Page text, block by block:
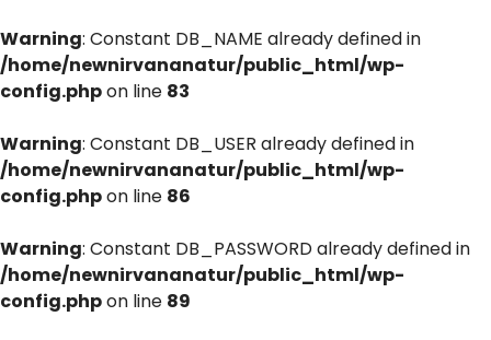
Warning: Constant DB_NAME already defined in
/home/newnirvananatur/public_html/wp-
config.phpon line 83
Warning: Constant DB_USER already defined in
/home/newnirvananatur/public_html/wp-
config.phpon line 86
Warning: Constant DB_PASSWORD already defined in
/home/newnirvananatur/public_html/wp-
config.phpon line 89